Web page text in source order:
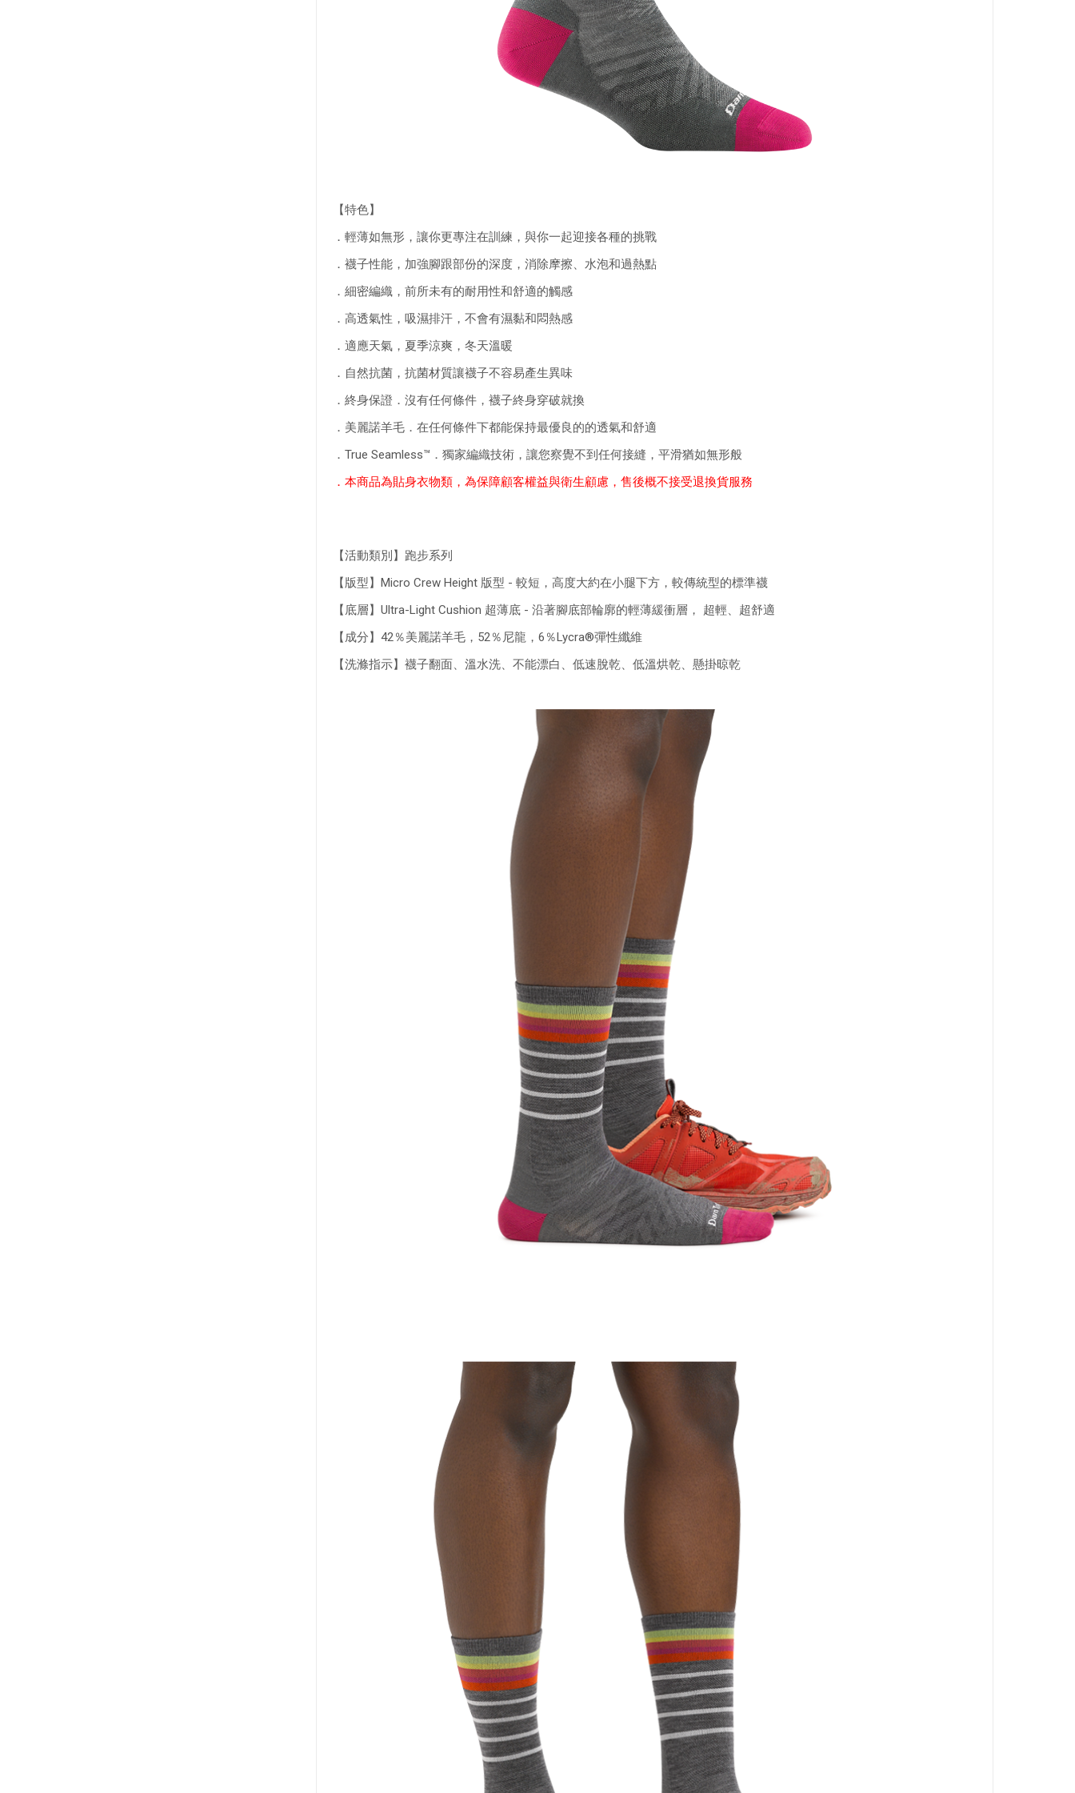
【特色】
．輕薄如無形，讓你更專注在訓練，與你一起迎接各種的挑戰
．襪子性能，加強腳跟部份的深度，消除摩擦、水泡和過熱點
．細密編織，前所未有的耐用性和舒適的觸感
．高透氣性，吸濕排汗，不會有濕黏和悶熱感
．適應天氣，夏季涼爽，冬天溫暖
．自然抗菌，抗菌材質讓襪子不容易產生異味
．終身保證．沒有任何條件，襪子終身穿破就換
．美麗諾羊毛．在任何條件下都能保持最優良的的透氣和舒適
．True Seamless™．獨家編織技術，讓您察覺不到任何接縫，平滑猶如無形般
．本商品為貼身衣物類，為保障顧客權益與衛生顧慮，售後概不接受退換貨服務
【活動類別】跑步系列
【版型】Micro Crew Height 版型 - 較短，高度大約在小腿下方，較傳統型的標準襪
【底層】Ultra-Light Cushion 超薄底 - 沿著腳底部輪廓的輕薄緩衝層， 超輕、超舒適
【成分】42％美麗諾羊毛，52％尼龍，6％Lycra®彈性纖維
【洗滌指示】襪子翻面、溫水洗、不能漂白、低速脫乾、低溫烘乾、懸掛晾乾